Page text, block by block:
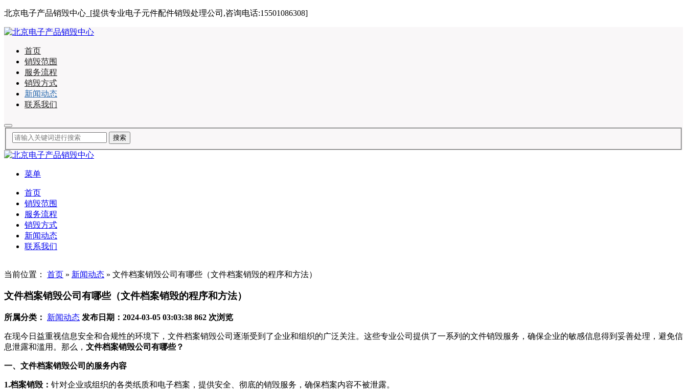
北京电子产品销毁中心_[提供专业电子元件配件销毁处理公司,咨询电话:15501086308]
首页
销毁范围
服务流程
销毁方式
新闻动态
联系我们
菜单
首页
销毁范围
服务流程
销毁方式
新闻动态
联系我们
当前位置： 首页 » 新闻动态 » 文件档案销毁公司有哪些（文件档案销毁的程序和方法）
文件档案销毁公司有哪些（文件档案销毁的程序和方法）
所属分类： 新闻动态 发布日期：2024-03-05 03:03:38 862 次浏览
在现今日益重视信息安全和合规性的环境下，文件档案销毁公司逐渐受到了企业和组织的广泛关注。这些专业公司提供了一系列的文件销毁服务，确保企业的敏感信息得到妥善处理，避免信
息泄露和滥用。那么， 文件档案销毁公司有哪些？
一、文件档案销毁公司的服务内容
1.档案销毁： 针对企业或组织的各类纸质和电子档案，提供安全、彻底的销毁服务，确保档案内容不被泄露。